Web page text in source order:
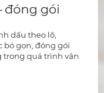
đóng gói
dấu theo lô,
bó gọn, đóng gói
trong quá trình vận